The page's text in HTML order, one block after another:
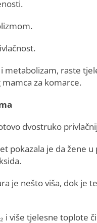
metabolizam, raste
za komarce.
dvostruko
pokazala je da žene
je nešto viša, dok je
i više tjelesne